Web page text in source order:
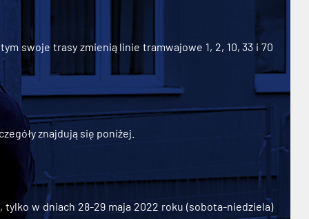
swoje trasy zmienią linie tramwajowe 1, 2, 10, 33 i 70
znajdują się poniżej.
tylko w dniach 28-29 maja 2022 roku (sobota-niedziela)